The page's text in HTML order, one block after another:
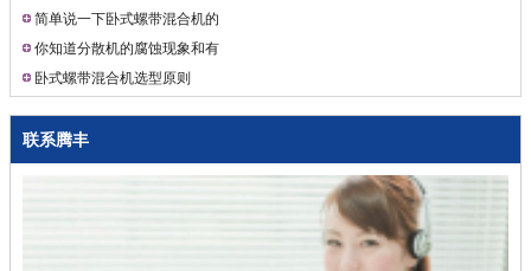
意什么问题
简单说一下卧式螺带混合机的
原理以及出料方式
你知道分散机的腐蚀现象和有
效防腐措施吗？
卧式螺带混合机选型原则
联系腾丰